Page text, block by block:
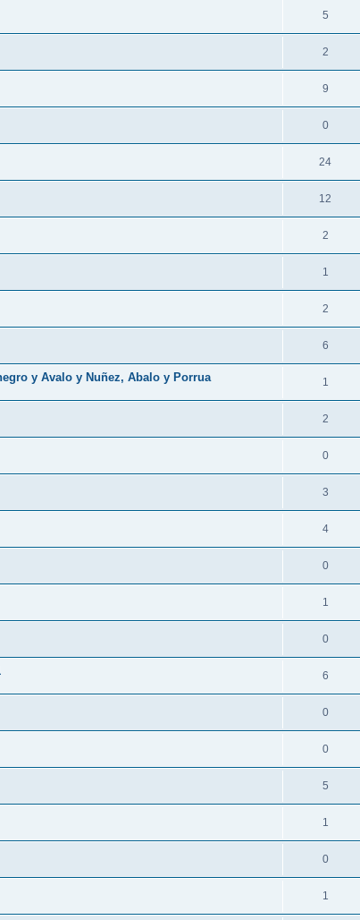
5
2
9
0
24
12
2
1
2
6
y Avalo y Nuñez, Abalo y Porrua 1
2
0
3
4
0
1
0
6
0
0
5
1
0
1